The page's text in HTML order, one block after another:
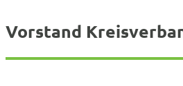
Vorstand